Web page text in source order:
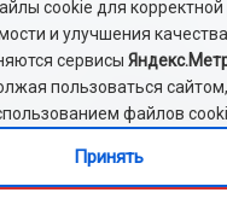
cookie для корректной
и улучшения
сервисы
пользоваться
файлов
Принять